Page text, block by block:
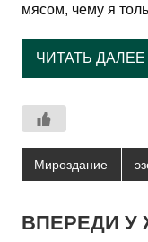
мясом, чему я
ЧИТАТЬ ДАЛЕЕ
Мироздание
ВПЕРЕДИ У